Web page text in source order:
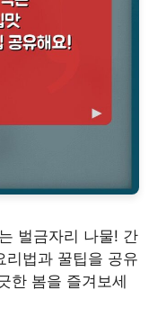
벌금자리 나물! 간
리법과 꿀팁을 공유
한 봄을 즐겨보세